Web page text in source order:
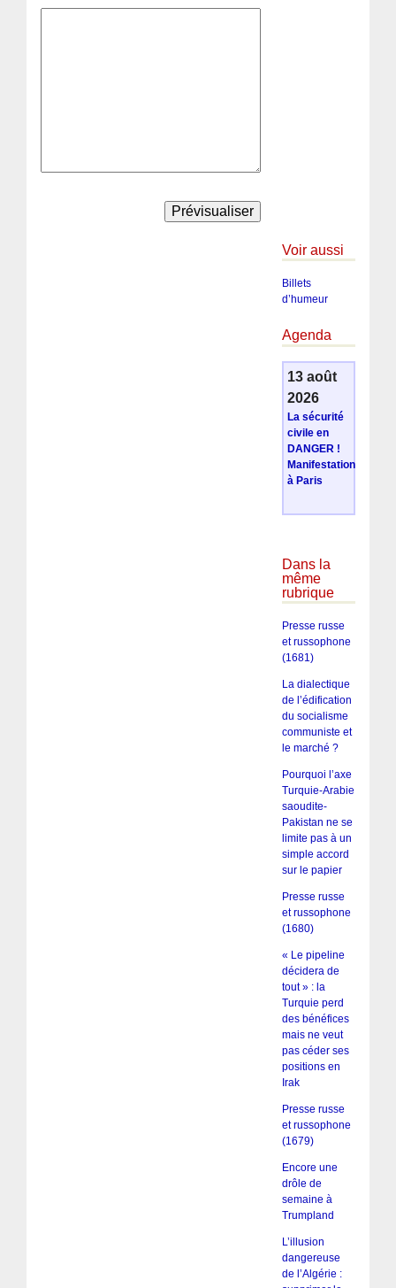
Voir aussi
Billets
d’humeur
Agenda
13 août
2026
La sécurité
civile en
DANGER !
Manifestation
à Paris
Dans la
même
rubrique
Presse russe
et russophone
(1681)
La dialectique
de l’édification
du socialisme
communiste et
le marché ?
Pourquoi l’axe
Turquie-Arabie
saoudite-
Pakistan ne se
limite pas à un
simple accord
sur le papier
Presse russe
et russophone
(1680)
« Le pipeline
décidera de
tout » : la
Turquie perd
des bénéfices
mais ne veut
pas céder ses
positions en
Irak
Presse russe
et russophone
(1679)
Encore une
drôle de
semaine à
Trumpland
L’illusion
dangereuse
de l’Algérie :